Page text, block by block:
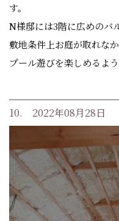
す。
N様邸には3階に広めのバ
敷地条件上お庭が取れな
プール遊びを楽しめるよ
10. 2022年08月28日